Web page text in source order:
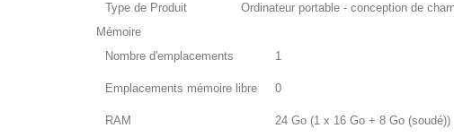
Type de Produit
Ordinateur portable - conception de
Mémoire
Nombre d'emplacements
1
Emplacements mémoire libre 0
RAM 24 Go (1 x 16 Go + 8 Go (soudé))